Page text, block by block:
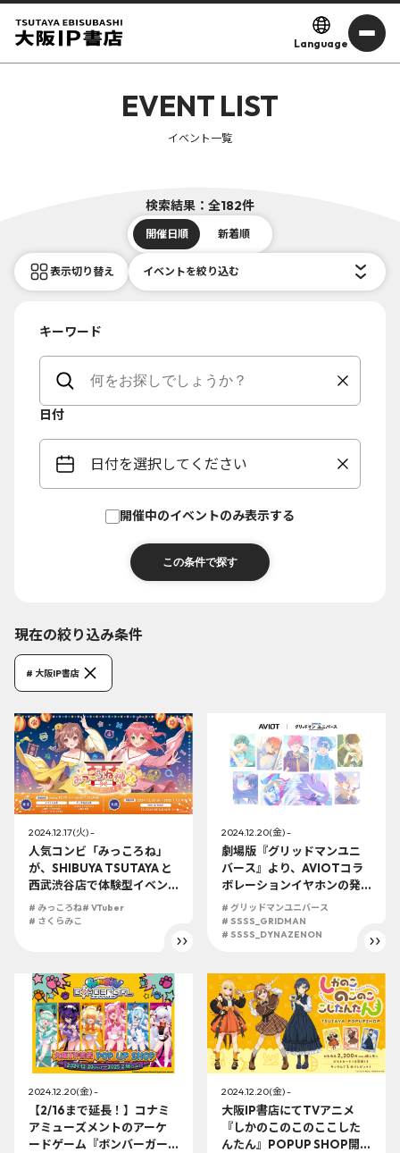
Language
EVENT LIST
イベント一覧
検索結果：全182件
開催日順 新着順
表示切り替え イベントを絞り込む
キーワード
日付
日付を選択してください
開催中のイベントのみ表示する
現在の絞り込み条件
# 大阪IP書店
2024.12.17(火) -
人気コンビ「みっころね」
が、SHIBUYA TSUTAYA と
西武渋谷店で体験型イベン
ト「みっころね神社 ゆく年
くる年」を開催決定!! 12月2
# みっころね# VTuber
# さくらみこ
2024.12.20(金) -
劇場版『グリッドマンユニ
バース』より、AVIOTコラ
ボレーションイヤホンの発
売決定！ 「歌と声とが、重
なりあうよユニバース！」
# グリッドマンユニバース
# SSSS_GRIDMAN
# SSSS_DYNAZENON
2024.12.20(金) -
【2/16まで延長！】コナミ
アミューズメントのアーケ
ードゲーム『ボンバーガー
2024.12.20(金) -
大阪IP書店にてTVアニメ
『しかのこのこのここした
んたん』POPUP SHOP開催